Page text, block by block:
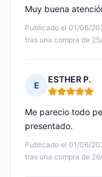
Publicado el 01/06/
tras una compra de
Muy buena
E
ESTHER P.
Nota: 5 de 5
Publicado el 01/06/
tras una compra de
Me parecio todo
presentado.